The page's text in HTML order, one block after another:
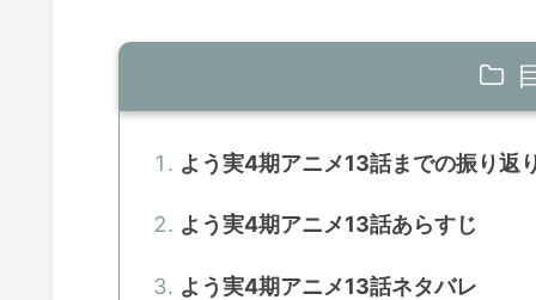
よう実4期アニメ13話までの振り返
よう実4期アニメ13話あらすじ
よう実4期アニメ13話ネタバレ